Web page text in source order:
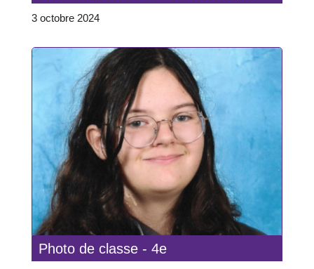
3 octobre 2024
Photo de classe - 4e